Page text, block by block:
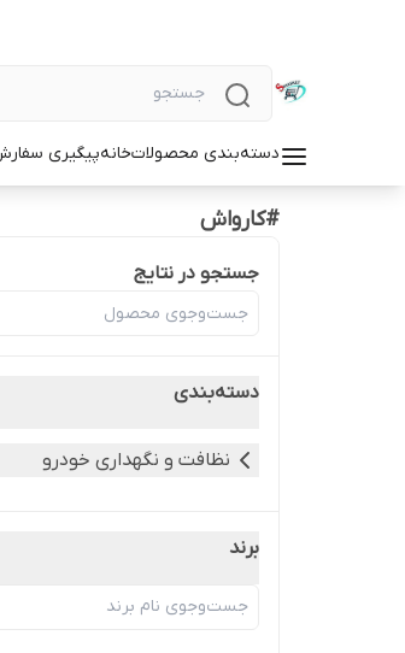
دسته‌بندی محصولاتخانهپیگیری
#کارواش
جستجو در نتایج
دسته‌بندی
نظافت و نگهداری خودرو
برند